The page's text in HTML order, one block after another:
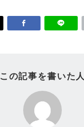
この記事を書いた人